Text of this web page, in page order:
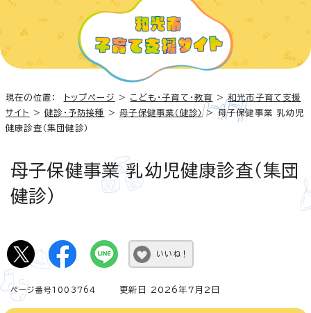
現在の位置： トップページ > こども・子育て・教育 >和光市子育て支援
サイト
>健診・予防接種 >母子保健事業（健診）> 母子保健事業 乳幼児
健康診査（集団健診）
母子保健事業 乳幼児健康診査（集団
健診）
いいね！
ページ番号1003764 更新日 2026年7月2日